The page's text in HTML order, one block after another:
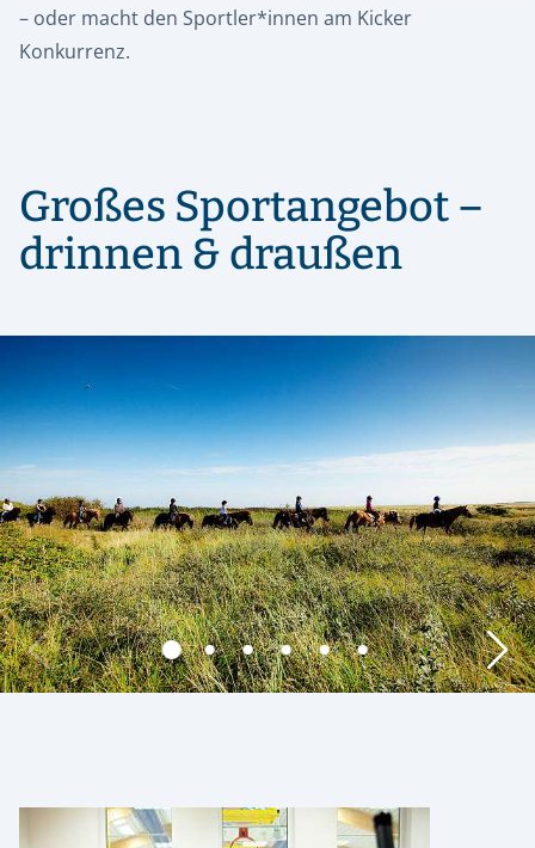
– oder macht den Sportler*innen am Kicker
Konkurrenz.
Großes Sportangebot –
drinnen & draußen